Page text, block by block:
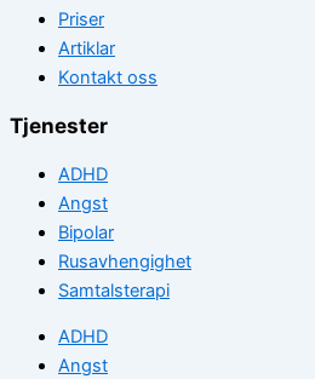
Priser
Artiklar
Kontakt oss
Tjenester
ADHD
Angst
Bipolar
Rusavhengighet
Samtalsterapi
ADHD
Angst